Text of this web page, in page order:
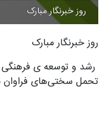
روز خبرنگار مبارک
روز خبرنگار مبارک
رشد و توسعه ی فرهنگی
تحمل سختی‌های فراوان